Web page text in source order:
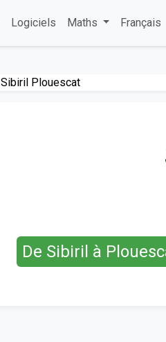
Logiciels Maths Français
Sibiril Plouescat
De Sibiril à